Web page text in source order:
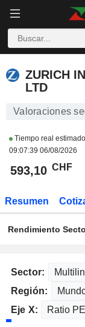
ZURICH
LTD
Valoraciones
Tiempo real estimado
09:07:39 06/08/2026
593,10 CHF
Resumen
Rendimiento
Sector:
Región:
Eje X: